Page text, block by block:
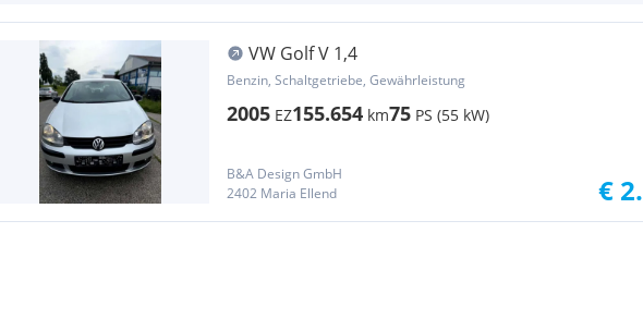
VW Golf V 1,4
Benzin, Schaltgetriebe, Gewährleistung
2005 EZ155.654 km75 PS (55 kW)
B&A Design GmbH
2402 Maria Ellend
€